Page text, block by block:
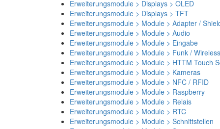
Erweiterungsmodule > Displays > OLED
Erweiterungsmodule > Displays > TFT
Erweiterungsmodule > Module > Adapter /
Erweiterungsmodule > Module > Audio
Erweiterungsmodule > Module > Eingabe
Erweiterungsmodule > Module > Funk / Wireless
Erweiterungsmodule > Module > HTTM Touch
Erweiterungsmodule > Module > Kameras
Erweiterungsmodule > Module > NFC / RFID
Erweiterungsmodule > Module > Raspberry
Erweiterungsmodule > Module > Relais
Erweiterungsmodule > Module > RTC
Erweiterungsmodule > Module > Schnittstellen